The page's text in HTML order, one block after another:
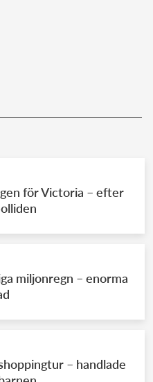
för Victoria – efter
miljonregn – enorma
– handlade